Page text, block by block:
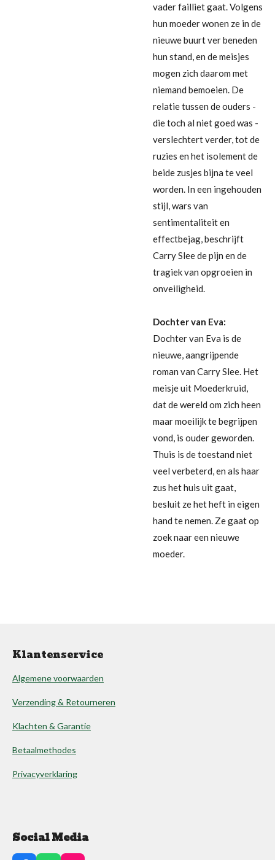
vader failliet gaat. Volgens
hun moeder wonen ze in de
nieuwe buurt ver beneden
hun stand, en de meisjes
mogen zich daarom met
niemand bemoeien. De
relatie tussen de ouders -
die toch al niet goed was -
verslechtert verder, tot de
ruzies en het isolement de
beide zusjes bijna te veel
worden. In een ingehouden
stijl, wars van
sentimentaliteit en
effectbejag, beschrijft
Carry Slee de pijn en de
tragiek van opgroeien in
onveiligheid.
Dochter van Eva:
Dochter van Eva is de
nieuwe, aangrijpende
roman van Carry Slee. Het
meisje uit Moederkruid,
dat de wereld om zich heen
maar moeilijk te begrijpen
vond, is ouder geworden.
Thuis is de toestand niet
veel verbeterd, en als haar
zus het huis uit gaat,
besluit ze het heft in eigen
hand te nemen. Ze gaat op
zoek naar een nieuwe
moeder.
Klantenservice
Algemene voorwaarden
Verzending & Retourneren
Klachten & Garantie
Betaalmethodes
Privacyverklaring
Social Media